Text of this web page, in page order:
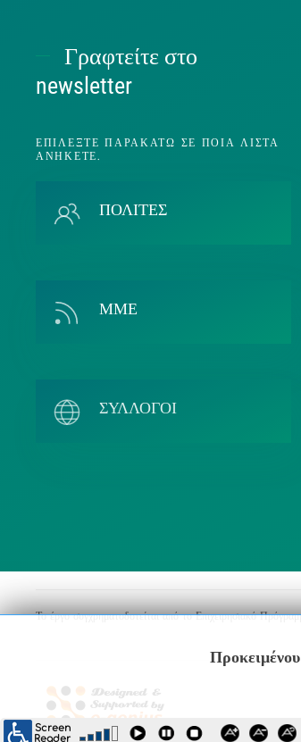
Γραφτείτε στο
newsletter
ΕΠΙΛΈΞΤΕ ΠΑΡΑΚΆΤΩ ΣΕ ΠΟΙΑ ΛΊΣΤΑ
ΑΝΉΚΕΤΕ.
ΠΟΛΙΤΕΣ
ΜΜΕ
ΣΥΛΛΟΓΟΙ
Το έργο συγχρηματοδοτείται από το Επιχειρησιακό